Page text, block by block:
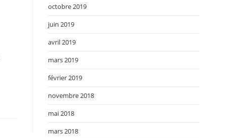
octobre 2019
juin 2019
avril 2019
mars 2019
février 2019
novembre 2018
mai 2018
mars 2018